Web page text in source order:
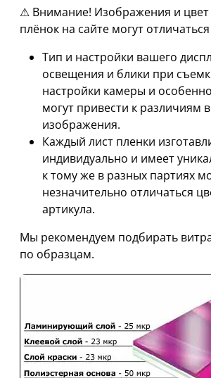
⚠ Внимание! Изображения и
плёнок на сайте могут
Тип и настройки вашего
освещения и блики при
настройки камеры и
могут привести к различиям
изображения.
Каждый лист пленки
индивидуально и имеет
к тому же в разных партиях
незначительно отличаться
артикула.
Мы рекомендуем подбирать
по образцам.